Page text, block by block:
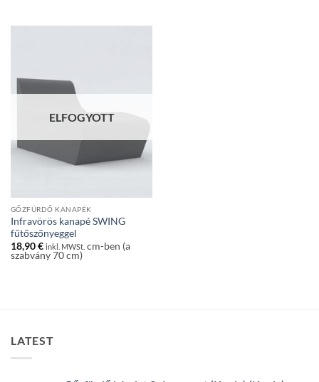
ELFOGYOTT
GŐZFÜRDŐ KANAPÉK
Infravörös kanapé SWING
fűtőszőnyeggel
18,90€ inkl. MWSt.cm-ben (a
szabvány 70 cm)
LATEST